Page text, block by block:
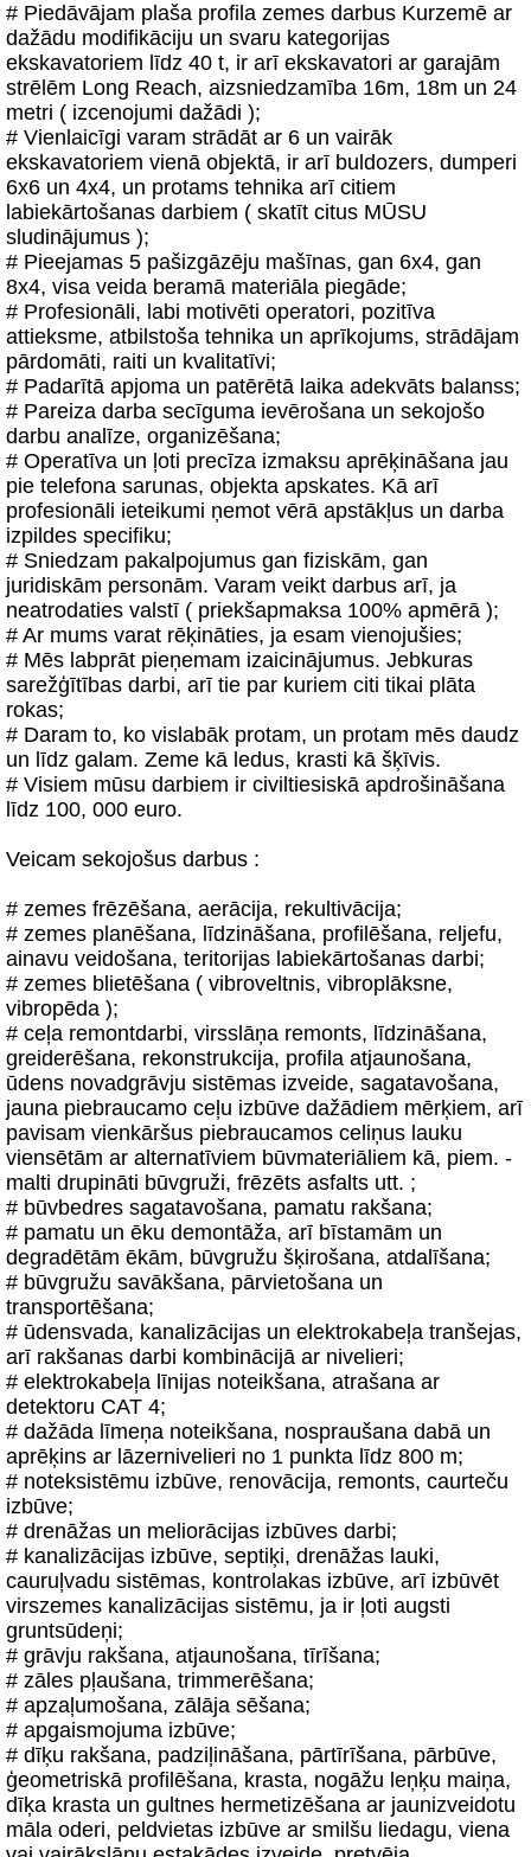
# Piedāvājam plaša profila zemes darbus Kurzemē ar
dažādu modifikāciju un svaru kategorijas
ekskavatoriem līdz 40 t, ir arī ekskavatori ar garajām
strēlēm Long Reach, aizsniedzamība 16m, 18m un 24
metri ( izcenojumi dažādi );
# Vienlaicīgi varam strādāt ar 6 un vairāk
ekskavatoriem vienā objektā, ir arī buldozers, dumperi
6x6 un 4x4, un protams tehnika arī citiem
labiekārtošanas darbiem ( skatīt citus MŪSU
sludinājumus );
# Pieejamas 5 pašizgāzēju mašīnas, gan 6x4, gan
8x4, visa veida beramā materiāla piegāde;
# Profesionāli, labi motivēti operatori, pozitīva
attieksme, atbilstoša tehnika un aprīkojums, strādājam
pārdomāti, raiti un kvalitatīvi;
# Padarītā apjoma un patērētā laika adekvāts balanss;
# Pareiza darba secīguma ievērošana un sekojošo
darbu analīze, organizēšana;
# Operatīva un ļoti precīza izmaksu aprēķināšana jau
pie telefona sarunas, objekta apskates. Kā arī
profesionāli ieteikumi ņemot vērā apstākļus un darba
izpildes specifiku;
# Sniedzam pakalpojumus gan fiziskām, gan
juridiskām personām. Varam veikt darbus arī, ja
neatrodaties valstī ( priekšapmaksa 100% apmērā );
# Ar mums varat rēķināties, ja esam vienojušies;
# Mēs labprāt pieņemam izaicinājumus. Jebkuras
sarežģītības darbi, arī tie par kuriem citi tikai plāta
rokas;
# Daram to, ko vislabāk protam, un protam mēs daudz
un līdz galam. Zeme kā ledus, krasti kā šķīvis.
# Visiem mūsu darbiem ir civiltiesiskā apdrošināšana
līdz 100, 000 euro.
Veicam sekojošus darbus :
# zemes frēzēšana, aerācija, rekultivācija;
# zemes planēšana, līdzināšana, profilēšana, reljefu,
ainavu veidošana, teritorijas labiekārtošanas darbi;
# zemes blietēšana ( vibroveltnis, vibroplāksne,
vibropēda );
# ceļa remontdarbi, virsslāņa remonts, līdzināšana,
greiderēšana, rekonstrukcija, profila atjaunošana,
ūdens novadgrāvju sistēmas izveide, sagatavošana,
jauna piebraucamo ceļu izbūve dažādiem mērķiem, arī
pavisam vienkāršus piebraucamos celiņus lauku
viensētām ar alternatīviem būvmateriāliem kā, piem. -
malti drupināti būvgruži, frēzēts asfalts utt. ;
# būvbedres sagatavošana, pamatu rakšana;
# pamatu un ēku demontāža, arī bīstamām un
degradētām ēkām, būvgružu šķirošana, atdalīšana;
# būvgružu savākšana, pārvietošana un
transportēšana;
# ūdensvada, kanalizācijas un elektrokabeļa tranšejas,
arī rakšanas darbi kombinācijā ar nivelieri;
# elektrokabeļa līnijas noteikšana, atrašana ar
detektoru CAT 4;
# dažāda līmeņa noteikšana, nospraušana dabā un
aprēķins ar lāzernivelieri no 1 punkta līdz 800 m;
# noteksistēmu izbūve, renovācija, remonts, caurteču
izbūve;
# drenāžas un meliorācijas izbūves darbi;
# kanalizācijas izbūve, septiķi, drenāžas lauki,
cauruļvadu sistēmas, kontrolakas izbūve, arī izbūvēt
virszemes kanalizācijas sistēmu, ja ir ļoti augsti
gruntsūdeņi;
# grāvju rakšana, atjaunošana, tīrīšana;
# zāles pļaušana, trimmerēšana;
# apzaļumošana, zālāja sēšana;
# apgaismojuma izbūve;
# dīķu rakšana, padziļināšana, pārtīrīšana, pārbūve,
ģeometriskā profilēšana, krasta, nogāžu leņķu maiņa,
dīķa krasta un gultnes hermetizēšana ar jaunizveidotu
māla oderi, peldvietas izbūve ar smilšu liedagu, viena